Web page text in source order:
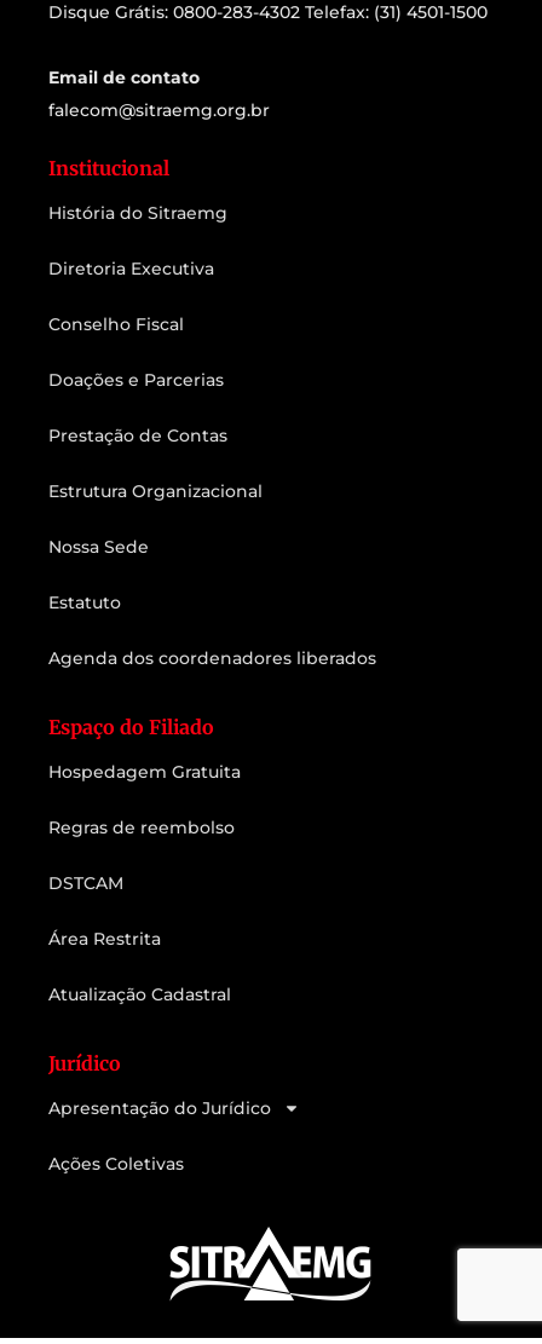
Disque Grátis: 0800-283-4302 Telefax: (31) 4501-1500
Email de contato
falecom@sitraemg.org.br
Institucional
História do Sitraemg
Diretoria Executiva
Conselho Fiscal
Doações e Parcerias
Prestação de Contas
Estrutura Organizacional
Nossa Sede
Estatuto
Agenda dos coordenadores liberados
Espaço do Filiado
Hospedagem Gratuita
Regras de reembolso
DSTCAM
Área Restrita
Atualização Cadastral
Jurídico
Apresentação do Jurídico
Ações Coletivas